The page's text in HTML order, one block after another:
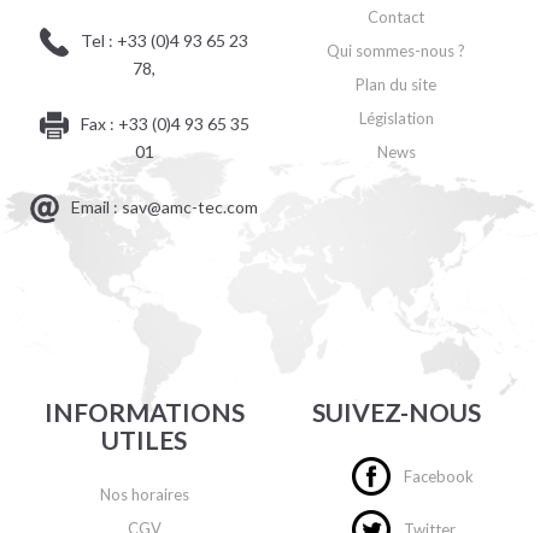
Tel : +33 (0)4 93 65 23
78,
Fax : +33 (0)4 93 65 35
01
Email : sav@amc-tec.com
Contact
Qui sommes-nous ?
Plan du site
Législation
News
INFORMATIONS
UTILES
Nos horaires
CGV
SUIVEZ-NOUS
Facebook
Twitter